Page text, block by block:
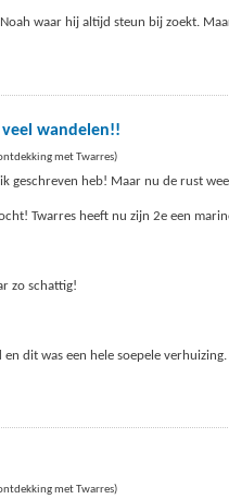
waar hij altijd steun bij zoekt.
wandelen!!
met Twarres)
geschreven heb! Maar nu de rust
Twarres heeft nu zijn 2e een
zo schattig!
dit was een hele soepele verhuizing.
met Twarres)